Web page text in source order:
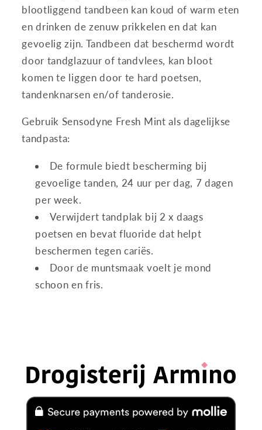
blootliggend tandbeen kan koud of warm eten
en drinken de zenuw prikkelen en dat kan
gevoelig zijn. Tandbeen dat beschermd wordt
door tandglazuur of tandvlees, kan bloot
komen te liggen door te hard poetsen,
tandenknarsen en/of tanderosie.
Gebruik Sensodyne Fresh Mint als dagelijkse
tandpasta:
De formule biedt bescherming bij
gevoelige tanden, 24 uur per dag, 7 dagen
per week.
Verwijdert tandplak bij 2 x daags
poetsen en bevat fluoride dat helpt
beschermen tegen cariës.
Door de muntsmaak voelt je mond
schoon en fris.